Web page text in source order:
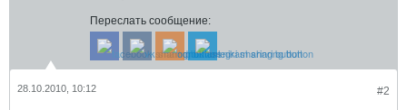
Переслать сообщение:
#2
28.10.2010, 10:12